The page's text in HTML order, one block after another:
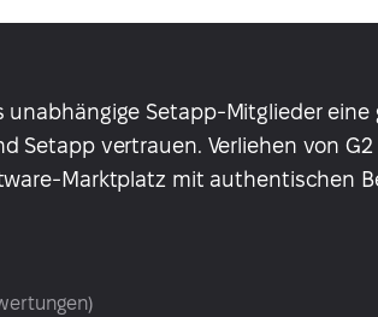
unabhängige Setapp-Mitglieder eine
Setapp vertrauen. Verliehen von G2
Marktplatz mit authentischen